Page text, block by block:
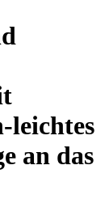
an das